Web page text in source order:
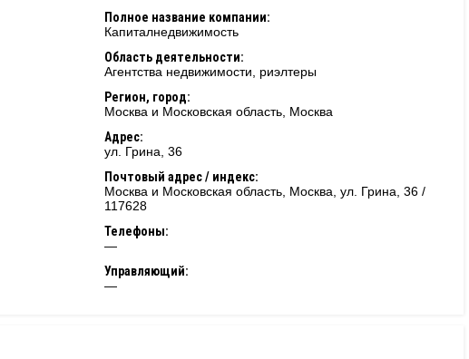
Полное название компании:
Капиталнедвижимость
Область деятельности:
Агентства недвижимости, риэлтеры
Регион, город:
Москва и Московская область Москва
Адрес:
ул. Грина, 36
Почтовый адрес / индекс:
Москва и Московская область, Москва, ул. Грина, 36 /
117628
Телефоны:
—
Управляющий:
—